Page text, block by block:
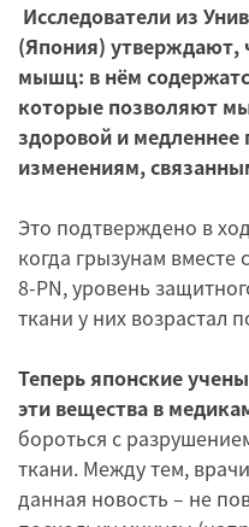
Исследователи из
(Япония) утверждают,
мышц: в нём
которые позволяют
здоровой и медленнее
изменениям,
Это подтверждено в
когда грызунам
8-PN, уровень
ткани у них возрастал
Теперь японские
эти вещества в
бороться с
ткани. Между тем,
данная новость – не